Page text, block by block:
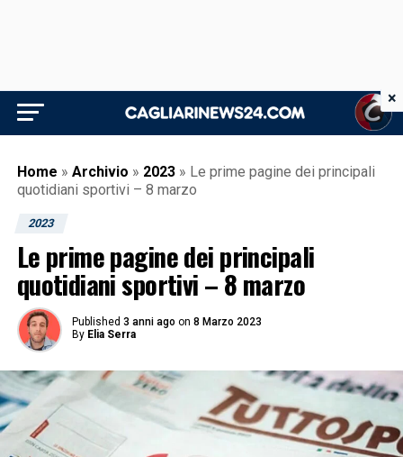
Home » Archivio » 2023 » Le prime pagine dei principali
quotidiani sportivi – 8 marzo
2023
Le prime pagine dei principali
quotidiani sportivi – 8 marzo
Published 3 anni ago on 8 Marzo 2023
By Elia Serra
×